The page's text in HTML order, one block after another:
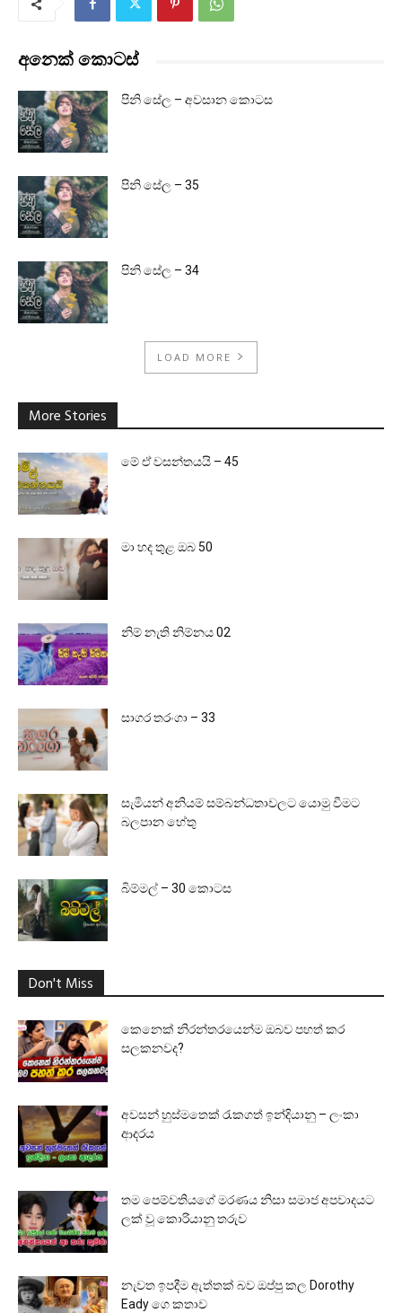
අනෙක් කොටස්
පිනි සේල – අවසාන කොටස
පිනි සේල – 35
පිනි සේල – 34
LOAD MORE
More Stories
මේ ඒ වසන්තයයි – 45
මා හද තුළ ඔබ 50
නිම් නැති නිම්නය 02
සාගර තරංගා – 33
සැමියන් අනියම් සම්බන්ධතාවලට යොමු වීමට
බලපාන හේතු
බිම්මල් – 30 කොටස
Don't Miss
කෙනෙක් නිරන්තරයෙන්ම ඔබව පහත් කර
සලකනවද?
අවසන් හුස්මතෙක් රැකගත් ඉන්දියානු – ලංකා
ආදරය
තම පෙම්වතියගේ මරණය නිසා සමාජ අපවාදයට
ලක් වූ කොරියානු තරුව
නැවත ඉපදීම ඇත්තක් බව ඔප්පු කල Dorothy
Eady ගෙ කතාව